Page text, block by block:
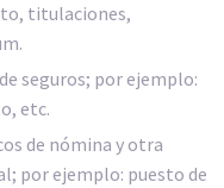
titulaciones,
seguros; por ejemplo:
etc.
de nómina y otra
por ejemplo: puesto de